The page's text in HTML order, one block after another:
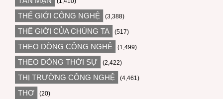
THẾ GIỚI CÔNG NGHỆ (3,388)
THẾ GIỚI CỦA CHÚNG TA (517)
THEO DÒNG CÔNG NGHỆ (1,499)
THEO DÒNG THỜI SỰ (2,422)
THỊ TRƯỜNG CÔNG NGHỆ (4,461)
THƠ (20)